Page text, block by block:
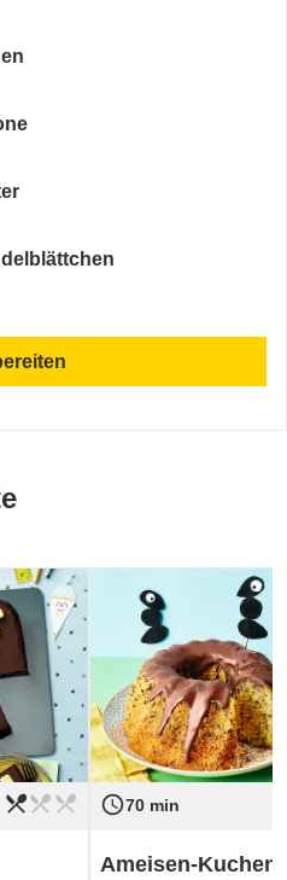
leicht
restaurant_menurestaurant_menurestaurant_menu access_time70 min
Schwierigkeit
Ameisen-Kuchen